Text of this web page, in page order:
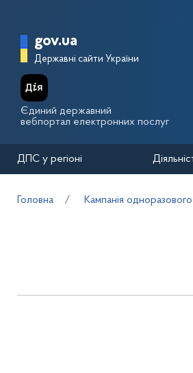
Головна сторінка
gov.ua
Державні сайти України
Єдиний державний
вебпортал електронних послуг
ДПС у регіоні
Головна Кампанія